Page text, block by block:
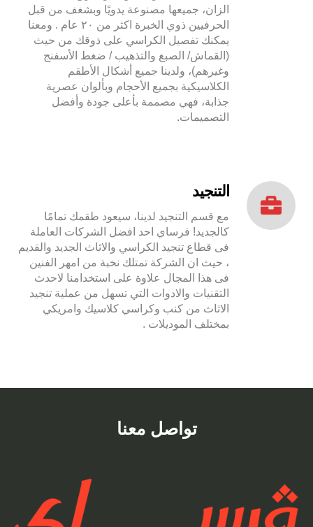
الزان، جميعها مصنوعة يدويًا وبشغف من قبل
الحرفيين ذوي الخبرة اكثر من ٢٠ عام . ومعنا
يمكنك تفصيل الكراسي على ذوقك من حيث
(القماش/ الصبغ والتذهيب / ضغط الأسفنج
وغيرهم)، ولدينا جميع أشكال الأطقم
الكلاسيكية بجميع الأحجام وبألوان عصرية
جذابة، فهي مصممة بأعلى جودة وأفضل
التصميمات.
التنجيد
مع قسم التنجيد لدينا، سيعود طقمك تمامًا
كالجديد! فرساي احد افضل الشركات العاملة
فى قطاع تنجيد الكراسي والاثاث الجديد والقديم
، حيث ان الشركة تمتلك نخبة من امهر الفنين
فى هذا المجال علاوة على استخدامنا لاحدث
التقنيات والادوات التي تسهل من عملية تنجيد
الاثاث من كنب وكراسي كلاسيك وامريكي
بمختلف الموديلات .
تواصل معنا